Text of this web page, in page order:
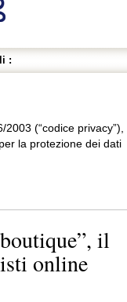
:
(“codice privacy”),
la protezione dei dati
il
online